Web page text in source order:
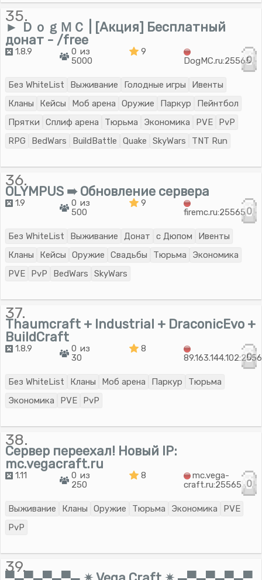
35.
► ＤｏｇＭＣ | [Акция] Бесплатный
донат - /free
1.8.9
0 из
5000
9
DogMC.ru:25565
0
Без WhiteList Выживание Голодные игры
Ивенты
Кланы
Кейсы Моб арена Оружие Паркур
Пейнтбол
Прятки
Сплиф арена Тюрьма Экономика PVE
PvP
RPG
BedWars BuildBattle Quake SkyWars TNT Run
36.
OLYMPUS ➠ Обновление сервера
1.9
0 из
500
9
firemc.ru:255650
Без WhiteList Выживание Донат с Дюпом
Ивенты
Кланы
Кейсы Оружие Свадьбы Тюрьма
Экономика
PVE
PvP BedWars SkyWars
37.
Thaumcraft + Industrial + DraconicEvo +
BuildCraft
1.8.9
0 из
30
8
0
Без WhiteList Кланы Моб арена Паркур
Тюрьма
Экономика
PVE PvP
38.
Сервер переехал! Новый IP:
mc.vegacraft.ru
1.11
0 из
250
8
mc.vega-
craft.ru:25565 0
Выживание Кланы Оружие Тюрьма Экономика
PVE
PvP
39.